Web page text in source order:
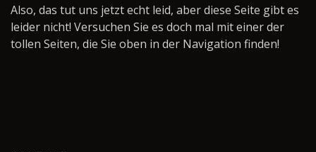
Also, das tut uns jetzt echt leid, aber diese Seite gibt es
leider nicht! Versuchen Sie es doch mal mit einer der
tollen Seiten, die Sie oben in der Navigation finden!